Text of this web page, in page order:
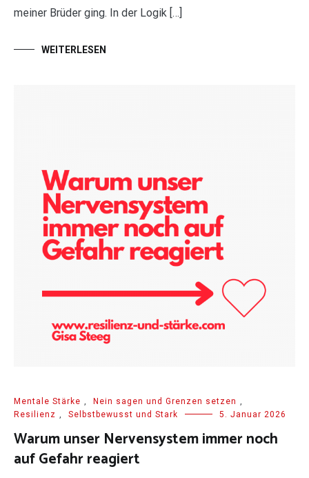
meiner Brüder ging. In der Logik […]
WEITERLESEN
Mentale Stärke Nein sagen und Grenzen setzen
Resilienz
Selbstbewusst und Stark 5. Januar 2026
Warum unser Nervensystem immer noch
auf Gefahr reagiert